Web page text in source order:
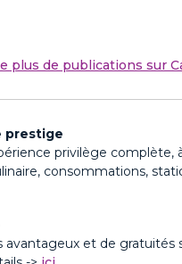
plus de publications sur
prestige
privilège complète,
, consommations,
avantageux et de gratuités